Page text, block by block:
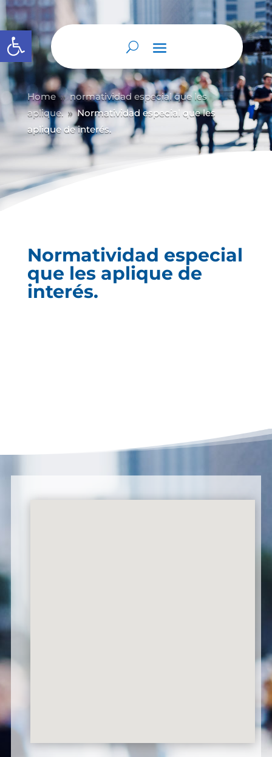
Abrir barra de herramientas
Home 9 normatividad especial que les
aplique. 9 Normatividad especial que les
aplique de interés.
Normatividad especial
que les aplique de
interés.